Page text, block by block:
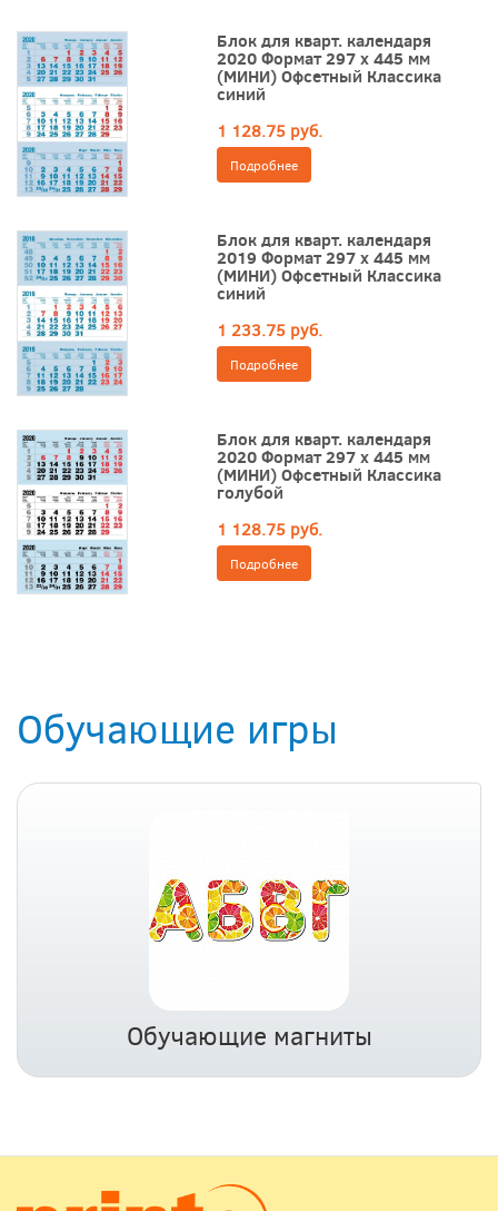
Блок для кварт. календаря
2020 Формат 297 х 445 мм
(МИНИ) Офсетный Классика
синий
1 128.75 руб.
Подробнее
Блок для кварт. календаря
2019 Формат 297 х 445 мм
(МИНИ) Офсетный Классика
синий
1 233.75 руб.
Подробнее
Блок для кварт. календаря
2020 Формат 297 х 445 мм
(МИНИ) Офсетный Классика
голубой
1 128.75 руб.
Подробнее
Обучающие игры
Обучающие магниты